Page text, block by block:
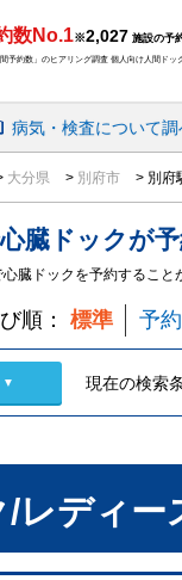
数No.1※2,027 施設の予
予約数」のヒアリング調査 個人向け人間ドッ
病気・検査について調
大分県 別府市 別府
心臓ドックが
臓ドックを予約するこ
順： 標準 予
▼ 現在の検索
レディー